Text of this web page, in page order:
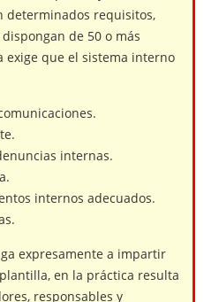
determinados requisitos,
de 50 o más
exige que el sistema interno
internas.
internos adecuados.
expresamente a impartir
en la práctica resulta
responsables y